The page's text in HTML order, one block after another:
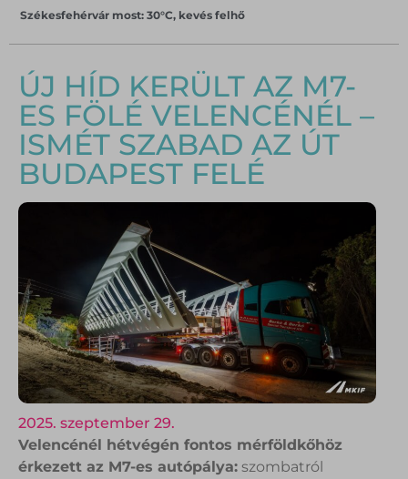
Székesfehérvár most: 30°C, kevés felhő
ÚJ HÍD KERÜLT AZ M7-
ES FÖLÉ VELENCÉNÉL –
ISMÉT SZABAD AZ ÚT
BUDAPEST FELÉ
2025. szeptember 29.
Velencénél hétvégén fontos mérföldkőhöz
érkezett az M7-es autópálya: szombatról